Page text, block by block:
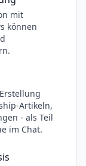
mit
können
Artikeln,
- als Teil
im Chat.